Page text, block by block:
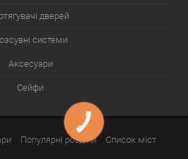
дверей
системи
Аксесуари
Сейфи
Популярні розділи Список міст